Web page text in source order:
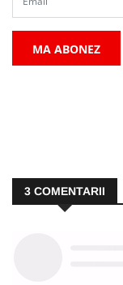
MA ABONEZ
3 COMENTARII